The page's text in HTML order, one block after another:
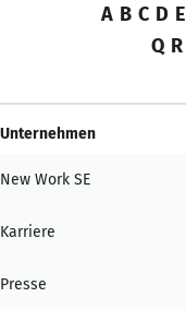
A B C D E
Q R
Unternehmen
New Work SE
Karriere
Presse